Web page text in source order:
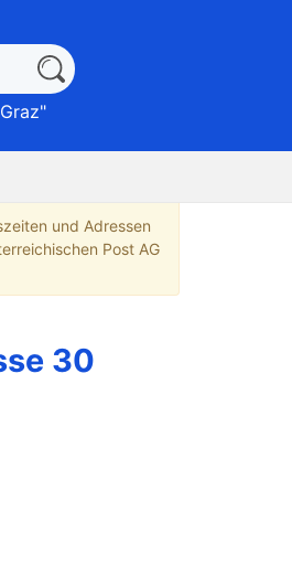
"
und Adressen
Post AG
30